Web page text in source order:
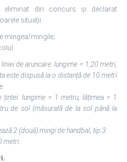
eliminat din concurs și declarat
situații:
mingea/mingile;
de aruncare: lungime = 1,20 metri,
este dispusă la o distanță de 10 metri
țintei: lungime = 1 metru, lățimea = 1
de sol (măsurată de la sol până la
2 (două) mingi de handbal, tip 3.
metri.